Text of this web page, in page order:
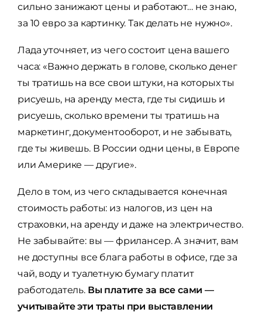
сильно занижают цены и работают… не знаю,
за 10 евро за картинку. Так делать не нужно».
Лада уточняет, из чего состоит цена вашего
часа: «Важно держать в голове, сколько денег
ты тратишь на все свои штуки, на которых ты
рисуешь, на аренду места, где ты сидишь и
рисуешь, сколько времени ты тратишь на
маркетинг, документооборот, и не забывать,
где ты живешь. В России одни цены, в Европе
или Америке — другие».
Дело в том, из чего складывается конечная
стоимость работы: из налогов, из цен на
страховки, на аренду и даже на электричество.
Не забывайте: вы — фрилансер. А значит, вам
не доступны все блага работы в офисе, где за
чай, воду и туалетную бумагу платит
работодатель. Вы платите за все сами —
учитывайте эти траты при выставлении